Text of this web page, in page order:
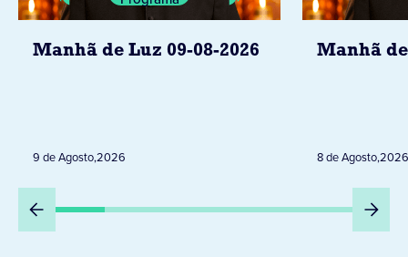
Manhã de Luz 09-08-2026
9 de Agosto,2026
Manhã de
8 de Agosto,2026